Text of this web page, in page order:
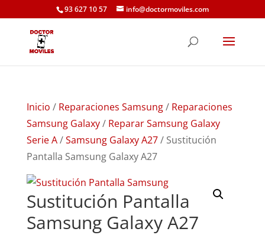
93 627 10 57 info@doctormoviles.com
Inicio / Reparaciones Samsung/ Reparaciones
Samsung Galaxy/ Reparar Samsung Galaxy
Serie A/Samsung Galaxy A27/ Sustitución
Pantalla Samsung Galaxy A27
Sustitución Pantalla
Samsung Galaxy A27